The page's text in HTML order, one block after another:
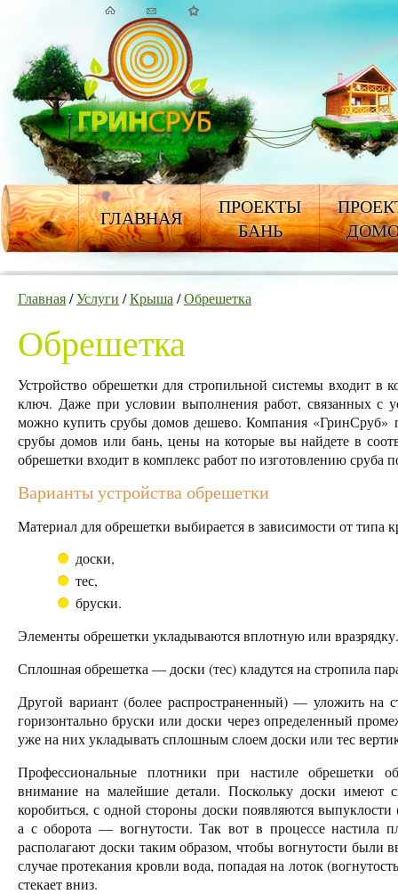
ГЛАВНАЯ
ПРОЕКТЫ
БАНЬ
Главная/Услуги /Крыша /Обрешетка
Обрешетка
Устройство обрешетки для стропильной системы входит в
ключ. Даже при условии выполнения работ, связанных с
можно купить срубы домов дешево. Компания «ГринСруб»
срубы домов или бань, цены на которые вы найдете в
обрешетки входит в комплекс работ по изготовлению сруба
Варианты устройства обрешетки
Материал для обрешетки выбирается в зависимости от типа
доски,
тес,
бруски.
Элементы обрешетки укладываются вплотную или вразрядку.
Сплошная обрешетка — доски (тес) кладутся на стропила
Другой вариант (более распространенный) — уложить на
горизонтально бруски или доски через определенный
уже на них укладывать сплошным слоем доски или тес
Профессиональные плотники при настиле обрешетки
внимание на малейшие детали. Поскольку доски имеют
коробиться, с одной стороны доски появляются выпуклости
а с оборота — вогнутости. Так вот в процессе настила
располагают доски таким образом, чтобы вогнутости были
случае протекания кровли вода, попадая на лоток
стекает вниз.